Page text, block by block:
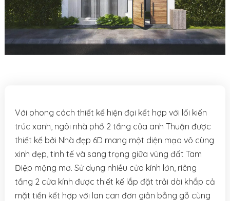
Với phong cách thiết kế hiện đại kết hợp với lối kiến
trúc xanh, ngôi nhà phố 2 tầng của anh Thuận được
thiết kế bởi Nhà đẹp 6D mang một diện mạo vô cùng
xinh đẹp, tinh tế và sang trọng giữa vùng đất Tam
Điệp mộng mơ. Sử dụng nhiều cửa kính lớn, riêng
tầng 2 cửa kính được thiết kế lắp đặt trải dài khắp cả
mặt tiền kết hợp với lan can đơn giản bằng gỗ cùng